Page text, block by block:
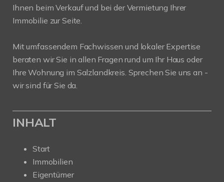
Ihnen beim Verkauf und bei der Vermietung Ihrer
Immobilie zur Seite.
Mit umfassendem Fachwissen und lokaler Expertise
beraten wir Sie in allen Fragen rund um Ihr Haus oder
Ihre Wohnung im Salzlandkreis. Sprechen Sie uns an -
wir sind für Sie da.
INHALT
Start
Immobilien
Eigentümer